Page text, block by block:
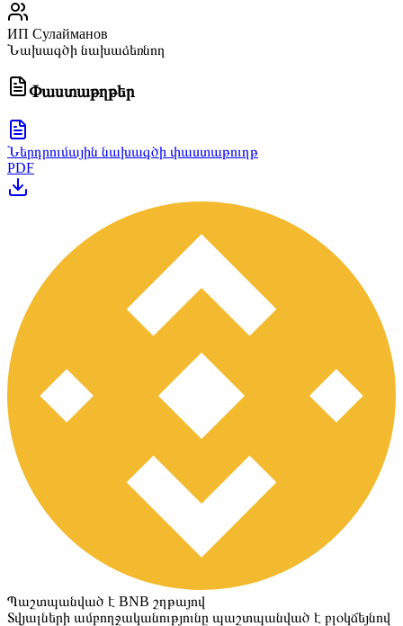
ИП Сулайманов
Նախագծի նախաձեռնող
Փաստաթղթեր
Ներդրումային նախագծի փաստաթուղթ
PDF
Պաշտպանված է BNB շղթայով
Տվյալների ամբողջականությունը պաշտպանված է բլօկճեյնով